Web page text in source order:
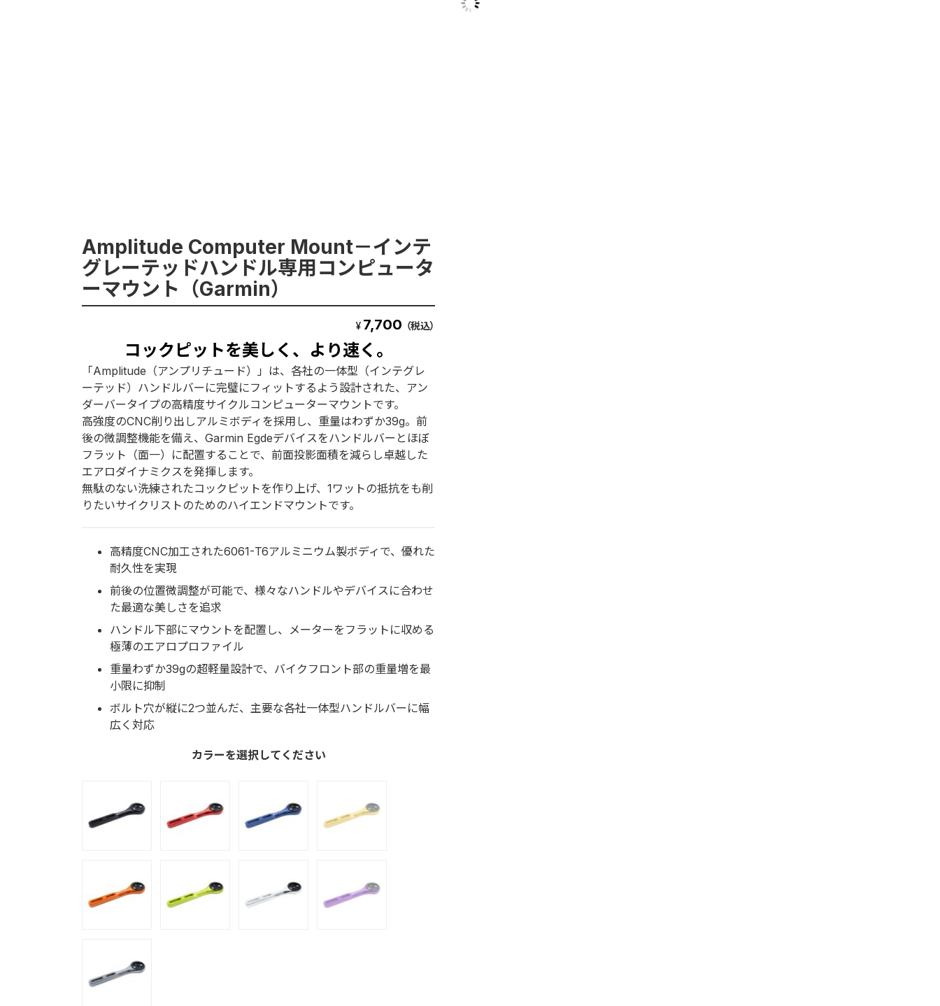
Amplitude Computer Mount－インテ
グレーテッドハンドル専用コンピュータ
ーマウント（Garmin）
¥ 7,700 （税込）
コックピットを美しく、より速く。
「Amplitude（アンプリチュード）」は、各社の一体型（インテグレ
ーテッド）ハンドルバーに完璧にフィットするよう設計された、アン
ダーバータイプの高精度サイクルコンピューターマウントです。
高強度のCNC削り出しアルミボディを採用し、重量はわずか39g。前
後の微調整機能を備え、Garmin Egdeデバイスをハンドルバーとほぼ
フラット（面一）に配置することで、前面投影面積を減らし卓越した
エアロダイナミクスを発揮します。
無駄のない洗練されたコックピットを作り上げ、1ワットの抵抗をも削
りたいサイクリストのためのハイエンドマウントです。
高精度CNC加工された6061-T6アルミニウム製ボディで、優れた
耐久性を実現
前後の位置微調整が可能で、様々なハンドルやデバイスに合わせ
た最適な美しさを追求
ハンドル下部にマウントを配置し、メーターをフラットに収める
極薄のエアロプロファイル
重量わずか39gの超軽量設計で、バイクフロント部の重量増を最
小限に抑制
ボルト穴が縦に2つ並んだ、主要な各社一体型ハンドルバーに幅
広く対応
カラーを選択してください